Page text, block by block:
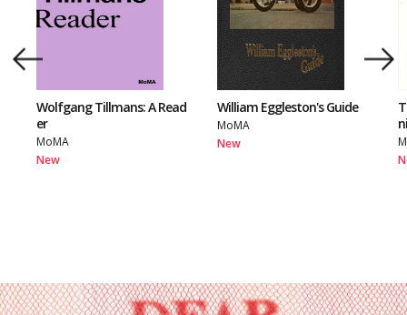
Wolfgang Tillmans: A Read
er
MoMA
New
William Eggleston's Guide
MoMA
New